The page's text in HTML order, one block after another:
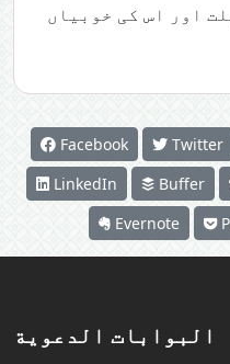
اور اس کی خوبیاں
Facebook Twitter
LinkedIn
Buffer
Evernote
البوابات الدعوية